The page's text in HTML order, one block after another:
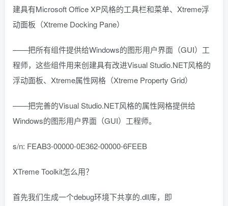
建具有Microsoft Office XP风格的工具栏和菜单、Xtreme浮
动面板（Xtreme Docking Pane）
——把所有组件提供给Windows的图形用户界面（GUI）工
程师，这些组件用来创建具有改进Visual Studio.NET风格的
浮动面板、Xtreme属性网格（Xtreme Property Grid）
——把完善的Visual Studio.NET风格的属性网格提供给
Windows的图形用户界面（GUI）工程师。
s/n: FEAB3-00000-0E362-00000-6FEEB
XTreme Toolkit怎么用？
首先我们生成一个debug环境下共享的.dll库，即